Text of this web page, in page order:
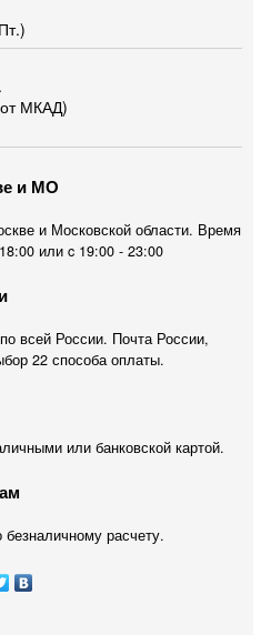
МКАД)
и МО
и Московской области. Время
или c 19:00 - 23:00
всей России. Почта России,
22 способа оплаты.
или банковской картой.
расчету.